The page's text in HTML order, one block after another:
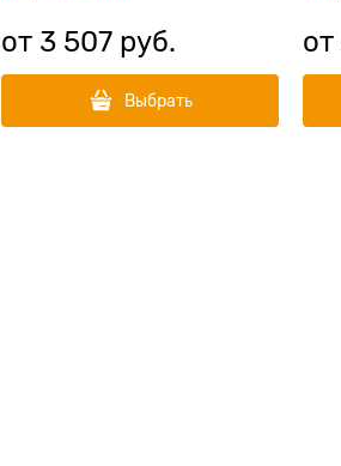
от 3 507 руб.
Выбрать
от